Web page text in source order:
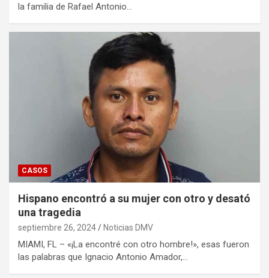
la familia de Rafael Antonio…
CASOS
Hispano encontró a su mujer con otro y desató
una tragedia
septiembre 26, 2024 Noticias DMV
MIAMI, FL – «¡La encontré con otro hombre!», esas fueron
las palabras que Ignacio Antonio Amador,…